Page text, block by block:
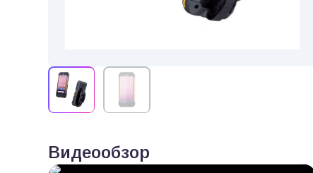
Видеообзор